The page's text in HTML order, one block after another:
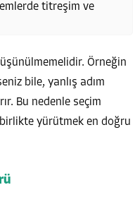
titreşim ve
Örneğin
bile, yanlış adım
Bu nedenle seçim
yürütmek en doğru